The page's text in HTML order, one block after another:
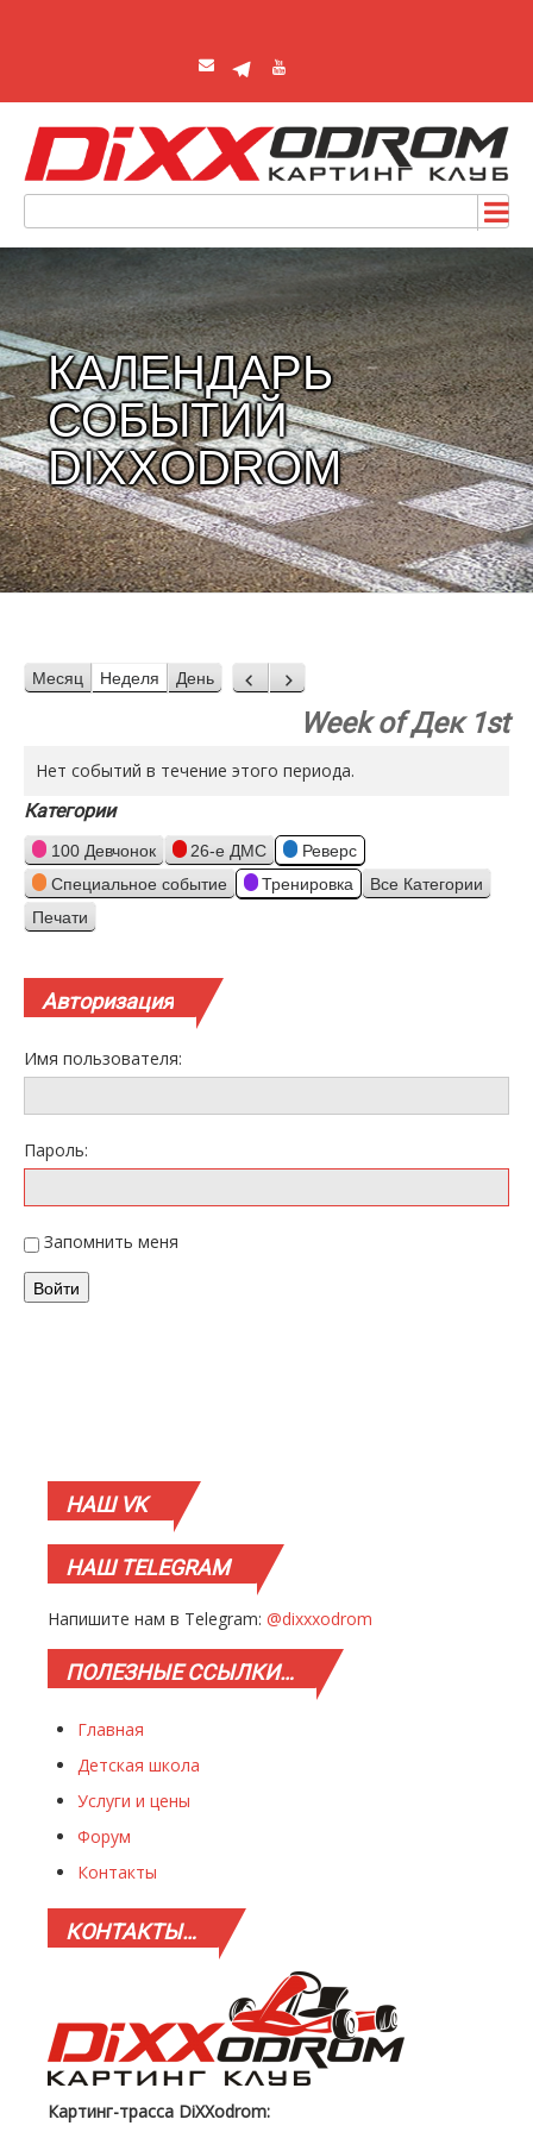
КАЛЕНДАРЬ
СОБЫТИЙ
DIXXODROM
Месяц Неделя День Назад
Вперед
Week of Дек 1st
Нет событий в течение этого периода.
Категории
100 Девчонок 26-е ДМС
Реверс
Специальное событие
Тренировка Все Категории
Просмотр
Печати
Авторизация
Имя пользователя:
Пароль:
Запомнить меня
Войти
НАШVK
НАШTELEGRAM
Напишите нам в Telegram: @dixxxodrom
ПОЛЕЗНЫЕССЫЛКИ…
Главная
Детская школа
Услуги и цены
Форум
Контакты
КОНТАКТЫ…
Картинг-трасса DiXXodrom: